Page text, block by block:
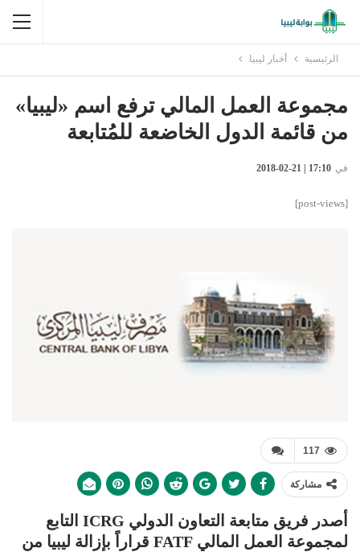
الرئيسية أخبار ليبيا
مجموعة العمل المالي ترفع اسم «ليبيا»
من قائمة الدول الخاضعة للمُتابعة
في 17:10 | 21-02-2018
[post-views]
117
مشاركة
أصدر فريق متابعة التعاون الدولي ICRG التابع
لمجموعة العمل المالي FATF قراراً بإزالة ليبيا من